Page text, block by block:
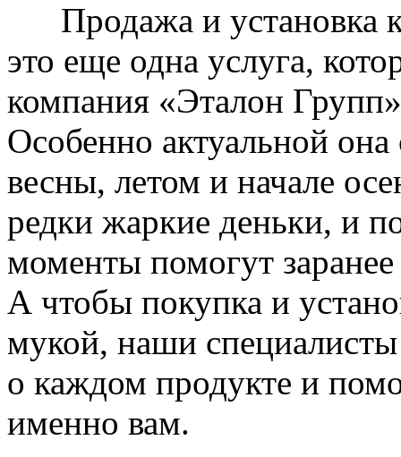
Продажа и установка
это еще одна услуга,
компания «Эталон
Особенно актуальной она
весны, летом и начале
редки жаркие деньки, и
моменты помогут
А чтобы покупка и
мукой, наши специалисты
о каждом продукте и
именно вам.